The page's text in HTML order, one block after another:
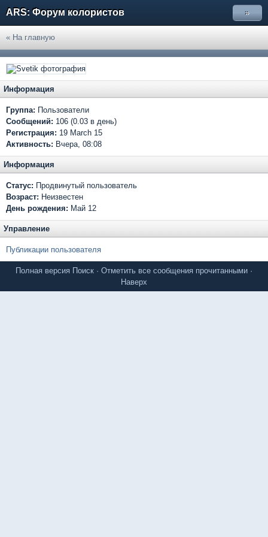
ARS: Форум колористов »
« На главную
Информация
Группа: Пользователи
Сообщений: 106 (0.03 в день)
Регистрация: 19 March 15
Активность: Вчера, 08:08
Информация
Статус: Продвинутый пользователь
Возраст: Неизвестен
День рождения: Май 12
Управление
Публикации пользователя
Полная версия Поиск · Отметить все сообщения прочитанными ·
Наверх